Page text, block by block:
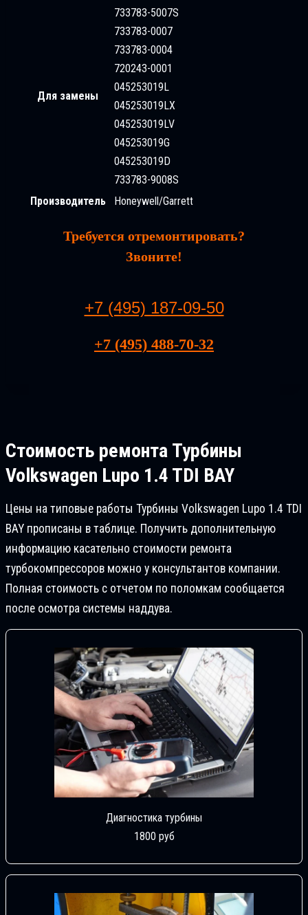
Для замены
733783-5007S
733783-0007
733783-0004
720243-0001
045253019L
045253019LX
045253019LV
045253019G
045253019D
733783-9008S
Производитель
Honeywell/Garrett
Требуется отремонтировать?
Звоните!
+7 (495) 187-09-50
+7 (495) 488-70-32
Стоимость ремонта Турбины
Volkswagen Lupo 1.4 TDI BAY
Цены на типовые работы Турбины Volkswagen Lupo 1.4 TDI
BAY прописаны в таблице. Получить дополнительную
информацию касательно стоимости ремонта
турбокомпрессоров можно у консультантов компании.
Полная стоимость с отчетом по поломкам сообщается
после осмотра системы наддува.
Диагностика турбины
1800 руб